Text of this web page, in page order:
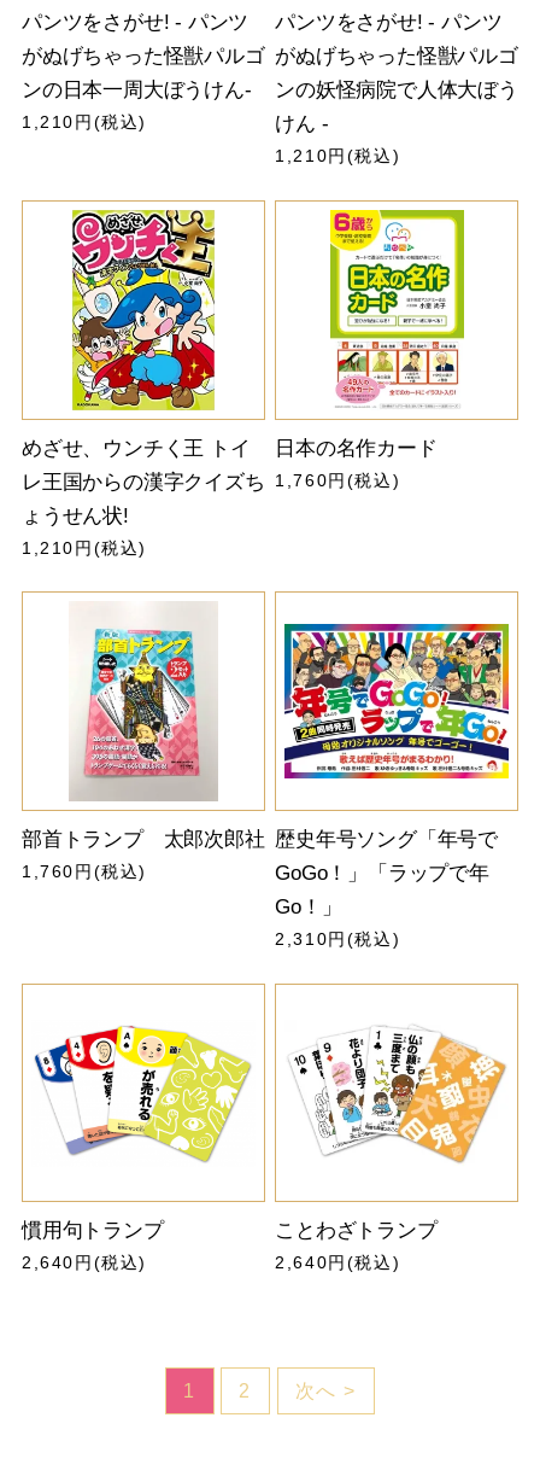
パンツをさがせ! - パンツ
がぬげちゃった怪獣パルゴ
ンの日本一周大ぼうけん-
1,210円(税込)
パンツをさがせ! - パンツ
がぬげちゃった怪獣パルゴ
ンの妖怪病院で人体大ぼう
けん -
1,210円(税込)
めざせ、ウンチく王 トイ
レ王国からの漢字クイズち
ょうせん状!
1,210円(税込)
日本の名作カード
1,760円(税込)
部首トランプ 太郎次郎社
1,760円(税込)
歴史年号ソング「年号で
GoGo！」「ラップで年
Go！」
2,310円(税込)
慣用句トランプ
2,640円(税込)
ことわざトランプ
2,640円(税込)
1 2 次へ >